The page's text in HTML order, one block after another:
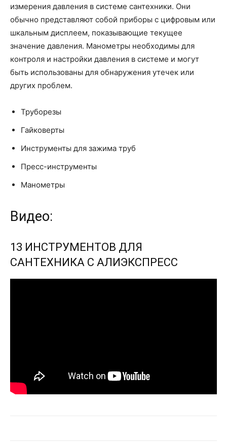
измерения давления в системе сантехники. Они
обычно представляют собой приборы с цифровым или
шкальным дисплеем, показывающие текущее
значение давления. Манометры необходимы для
контроля и настройки давления в системе и могут
быть использованы для обнаружения утечек или
других проблем.
Труборезы
Гайковерты
Инструменты для зажима труб
Пресс-инструменты
Манометры
Видео:
13 ИНСТРУМЕНТОВ ДЛЯ
САНТЕХНИКА С АЛИЭКСПРЕСС